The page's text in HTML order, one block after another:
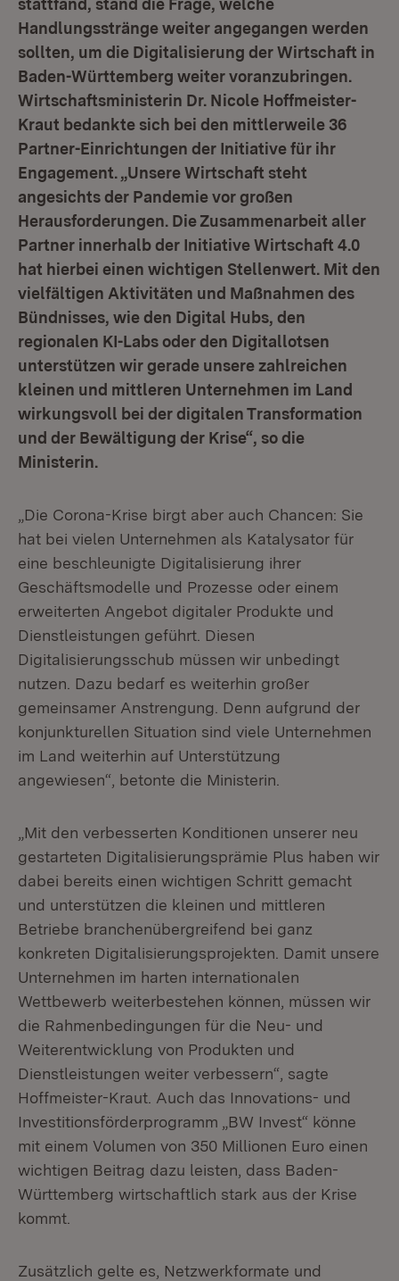
stattfand, stand die Frage, welche
Handlungsstränge weiter angegangen werden
sollten, um die Digitalisierung der Wirtschaft in
Baden-Württemberg weiter voranzubringen.
Wirtschaftsministerin Dr. Nicole Hoffmeister-
Kraut bedankte sich bei den mittlerweile 36
Partner-Einrichtungen der Initiative für ihr
Engagement. „Unsere Wirtschaft steht
angesichts der Pandemie vor großen
Herausforderungen. Die Zusammenarbeit aller
Partner innerhalb der Initiative Wirtschaft 4.0
hat hierbei einen wichtigen Stellenwert. Mit den
vielfältigen Aktivitäten und Maßnahmen des
Bündnisses, wie den Digital Hubs, den
regionalen KI-Labs oder den Digitallotsen
unterstützen wir gerade unsere zahlreichen
kleinen und mittleren Unternehmen im Land
wirkungsvoll bei der digitalen Transformation
und der Bewältigung der Krise“, so die
Ministerin.
„Die Corona-Krise birgt aber auch Chancen: Sie
hat bei vielen Unternehmen als Katalysator für
eine beschleunigte Digitalisierung ihrer
Geschäftsmodelle und Prozesse oder einem
erweiterten Angebot digitaler Produkte und
Dienstleistungen geführt. Diesen
Digitalisierungsschub müssen wir unbedingt
nutzen. Dazu bedarf es weiterhin großer
gemeinsamer Anstrengung. Denn aufgrund der
konjunkturellen Situation sind viele Unternehmen
im Land weiterhin auf Unterstützung
angewiesen“, betonte die Ministerin.
„Mit den verbesserten Konditionen unserer neu
gestarteten Digitalisierungsprämie Plus haben wir
dabei bereits einen wichtigen Schritt gemacht
und unterstützen die kleinen und mittleren
Betriebe branchenübergreifend bei ganz
konkreten Digitalisierungsprojekten. Damit unsere
Unternehmen im harten internationalen
Wettbewerb weiterbestehen können, müssen wir
die Rahmenbedingungen für die Neu- und
Weiterentwicklung von Produkten und
Dienstleistungen weiter verbessern“, sagte
Hoffmeister-Kraut. Auch das Innovations- und
Investitionsförderprogramm „BW Invest“ könne
mit einem Volumen von 350 Millionen Euro einen
wichtigen Beitrag dazu leisten, dass Baden-
Württemberg wirtschaftlich stark aus der Krise
kommt.
Zusätzlich gelte es, Netzwerkformate und